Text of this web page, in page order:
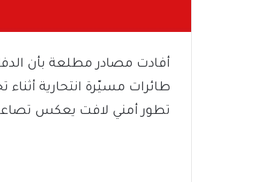
أفادت مصادر مطلعة بأن
طائرات مسيّرة انتحارية
تطور أمني لافت يعكس تصاعد